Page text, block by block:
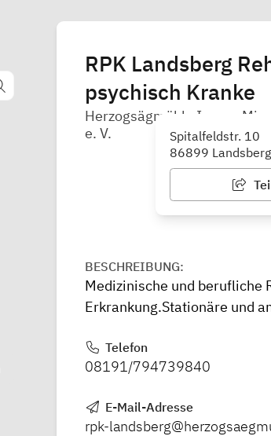
RPK Landsberg
psychisch Kranke
Herzogsägmühle Innere
e. V.
Spitalfeldstr. 10
86899
BESCHREIBUNG:
Medizinische und berufliche
Erkrankung.Stationäre und
Telefon
08191/794739840
E-Mail-Adresse
rpk-